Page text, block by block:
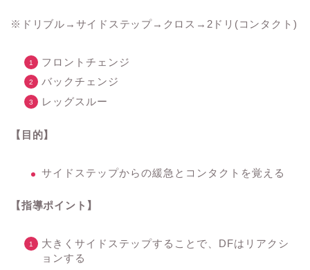
※ドリブル→サイドステップ→クロス→2ドリ(コンタクト)
フロントチェンジ
バックチェンジ
レッグスルー
【目的】
サイドステップからの緩急とコンタクトを覚える
【指導ポイント】
大きくサイドステップすることで、DFはリアクシ
ョンする